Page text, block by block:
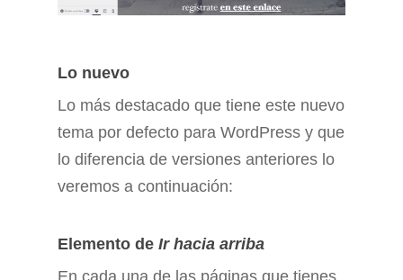
Lo nuevo
Lo más destacado que tiene este nuevo
tema por defecto para WordPress y que
lo diferencia de versiones anteriores lo
veremos a continuación:
Elemento de Ir hacia arriba